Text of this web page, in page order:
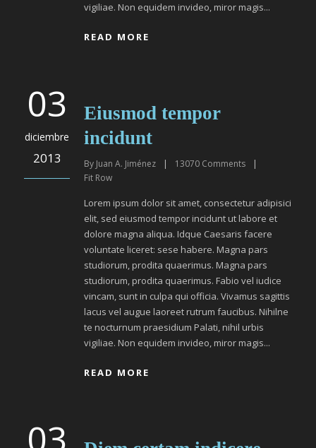
vigiliae. Non equidem invideo, miror magis...
READ MORE
03
diciembre
2013
Eiusmod tempor
incidunt
By Juan A. Jiménez | 13070 Comments
|
Fit Row
Lorem ipsum dolor sit amet, consectetur adipisici
elit, sed eiusmod tempor incidunt ut labore et
dolore magna aliqua. Idque Caesaris facere
voluntate liceret: sese habere. Magna pars
studiorum, prodita quaerimus. Magna pars
studiorum, prodita quaerimus. Fabio vel iudice
vincam, sunt in culpa qui officia. Vivamus sagittis
lacus vel augue laoreet rutrum faucibus. Nihilne
te nocturnum praesidium Palati, nihil urbis
vigiliae. Non equidem invideo, miror magis...
READ MORE